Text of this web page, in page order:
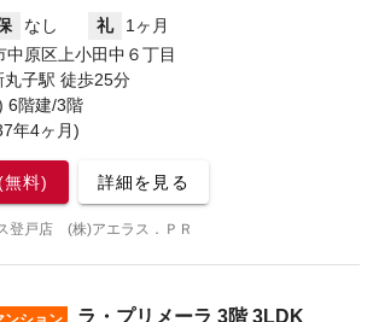
なし 礼
1ヶ月
中原区上小田中６丁目
子駅 徒歩25分
6階建/3階
年4ヶ月)
料) 詳細を見る
登戸店 (株)アエラス．ＰＲ
ラ・プリメーラ 3階 3LDK